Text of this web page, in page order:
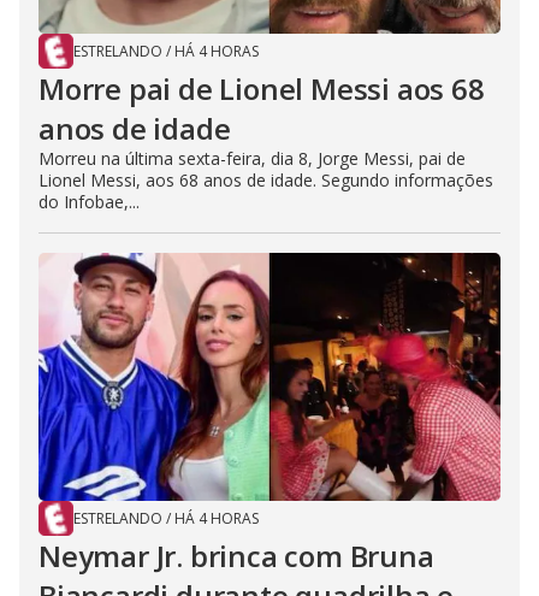
ESTRELANDO / HÁ 4 HORAS
Morre pai de Lionel Messi aos 68
anos de idade
Morreu na última sexta-feira, dia 8, Jorge Messi, pai de
Lionel Messi, aos 68 anos de idade. Segundo informações
do Infobae,...
ESTRELANDO / HÁ 4 HORAS
Neymar Jr. brinca com Bruna